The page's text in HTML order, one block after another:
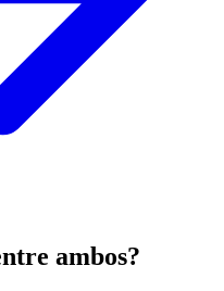
ambos?